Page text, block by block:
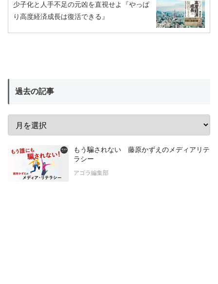
少子化と人手不足の元凶を直視せよ『やっぱ
り高度経済成長は復活できる』
過去の記事
もう騙されない 藤原かずえのメディアリテ
ラシー
アゴラ編集部